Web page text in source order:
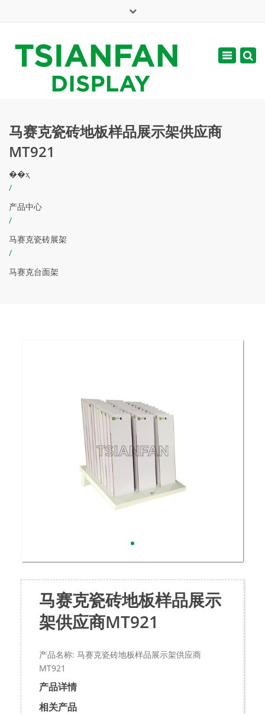
周一 - 周六: 7:00 - 17:00
Toggle
马赛克瓷砖地板样品展示架供应商
MT921
��ҳ
/
产品中心
/
马赛克瓷砖展架
/
马赛克台面架
马赛克瓷砖地板样品展示
架供应商MT921
产品名称: 马赛克瓷砖地板样品展示架供应商
MT921
产品详情
相关产品